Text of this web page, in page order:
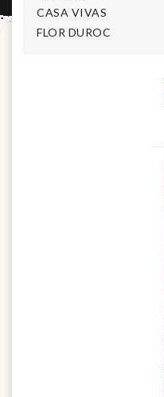
CASA VIVAS
FLOR DUROC